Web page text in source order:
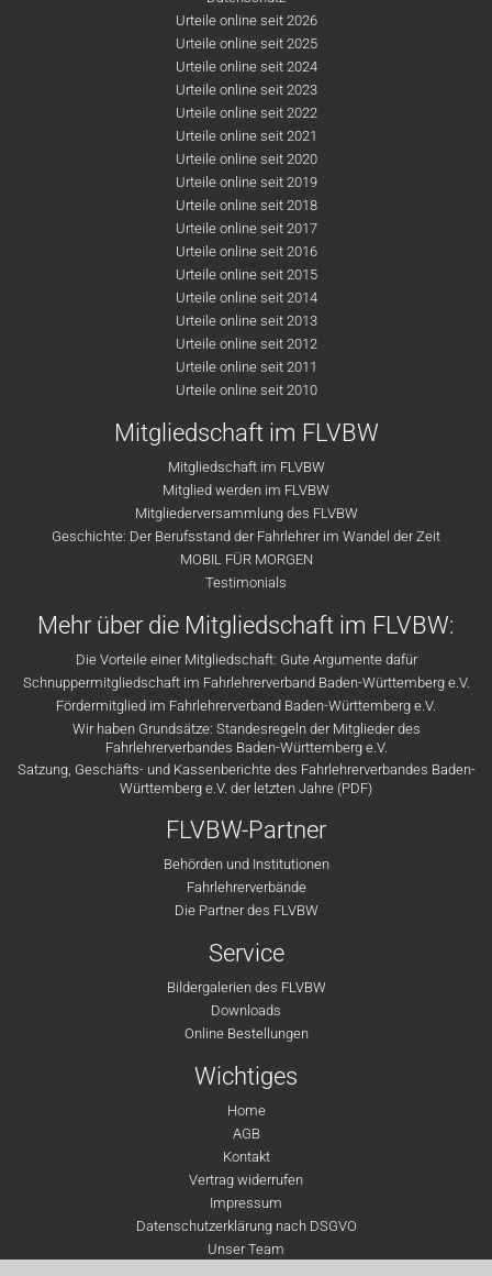
Urteile online seit 2026
Urteile online seit 2025
Urteile online seit 2024
Urteile online seit 2023
Urteile online seit 2022
Urteile online seit 2021
Urteile online seit 2020
Urteile online seit 2019
Urteile online seit 2018
Urteile online seit 2017
Urteile online seit 2016
Urteile online seit 2015
Urteile online seit 2014
Urteile online seit 2013
Urteile online seit 2012
Urteile online seit 2011
Urteile online seit 2010
Mitgliedschaft im FLVBW
Mitgliedschaft im FLVBW
Mitglied werden im FLVBW
Mitgliederversammlung des FLVBW
Geschichte: Der Berufsstand der Fahrlehrer im Wandel der Zeit
MOBIL FÜR MORGEN
Testimonials
Mehr über die Mitgliedschaft im FLVBW:
Die Vorteile einer Mitgliedschaft: Gute Argumente dafür
Schnuppermitgliedschaft im Fahrlehrerverband Baden-Württemberg e.V.
Fördermitglied im Fahrlehrerverband Baden-Württemberg e.V.
Wir haben Grundsätze: Standesregeln der Mitglieder des
Fahrlehrerverbandes Baden-Württemberg e.V.
Satzung, Geschäfts- und Kassenberichte des Fahrlehrerverbandes Baden-
Württemberg e.V. der letzten Jahre (PDF)
FLVBW-Partner
Behörden und Institutionen
Fahrlehrerverbände
Die Partner des FLVBW
Service
Bildergalerien des FLVBW
Downloads
Online Bestellungen
Wichtiges
Home
AGB
Kontakt
Vertrag widerrufen
Impressum
Datenschutzerklärung nach DSGVO
Unser Team